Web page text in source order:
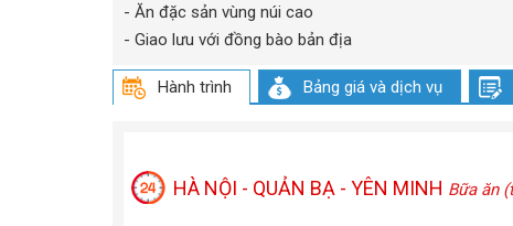
- Ăn đặc sản vùng núi cao
- Giao lưu với đồng bào bản địa
Hành trình Bảng giá và dịch vụ
HÀ NỘI - QUẢN BẠ - YÊN MINH Bữa ăn